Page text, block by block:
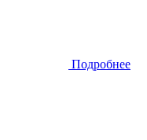
Подробнее